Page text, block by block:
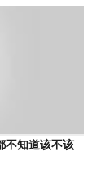
不知道该不该